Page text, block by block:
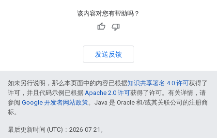
该内容对您有帮助吗？
发送反馈
如未另行说明，那么本页面中的内容已根据知识共享署名 4.0 许可获得了
许可，并且代码示例已根据 Apache 2.0 许可获得了许可。有关详情，请
参阅 Google 开发者网站政策。Java 是 Oracle 和/或其关联公司的注册商
标。
最后更新时间 (UTC)：2026-07-21。